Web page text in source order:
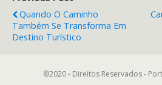
Quando O Caminho
Também Se Transforma Em
Destino Turístico
®2020 - Direitos Reservados -